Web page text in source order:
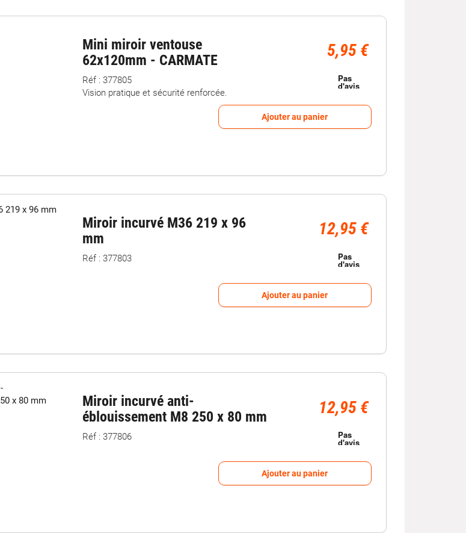
Mini miroir ventouse
62x120mm - CARMATE
5,95 €
Réf : 377805
Vision pratique et sécurité renforcée.
Ajouter au panier
Miroir incurvé M36 219 x 96
mm
12,95 €
Réf : 377803
Ajouter au panier
Miroir incurvé anti-
éblouissement M8 250 x 80 mm
12,95 €
Réf : 377806
Ajouter au panier